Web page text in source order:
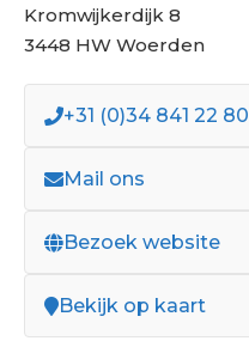
Kromwijkerdijk 8
3448 HW Woerden
+31 (0)34 841 22 80
Mail ons
Bezoek website
Bekijk op kaart